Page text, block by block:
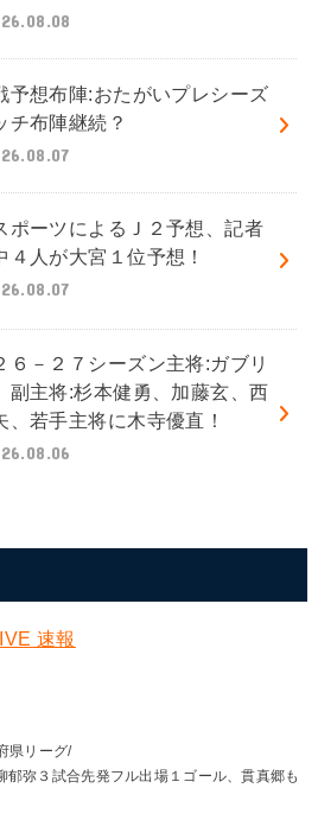
予想布陣:おたがいプレシーズ
チ布陣継続？
ポーツによるＪ２予想、記者
４人が大宮１位予想！
６－２７シーズン主将:ガブリ
副主将:杉本健勇、加藤玄、西
、若手主将に木寺優直！
速報
県リーグ
郁弥３試合先発フル出場１ゴール、貫真郷も